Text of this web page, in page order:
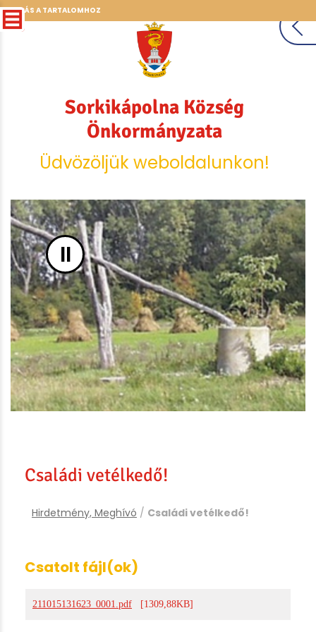
UGRÁS A TARTALOMHOZ
Sorkikápolna Község
Önkormányzata
Üdvözöljük weboldalunkon!
II
Családi vetélkedő!
Hirdetmény, Meghívó / Családi vetélkedő!
Csatolt fájl(ok)
211015131623_0001.pdf [1309,88KB]